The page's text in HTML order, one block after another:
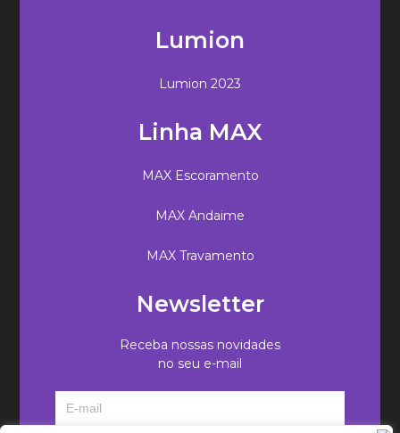
Lumion
Lumion 2023
Linha MAX
MAX Escoramento
MAX Andaime
MAX Travamento
Newsletter
Receba nossas novidades
no seu e-mail